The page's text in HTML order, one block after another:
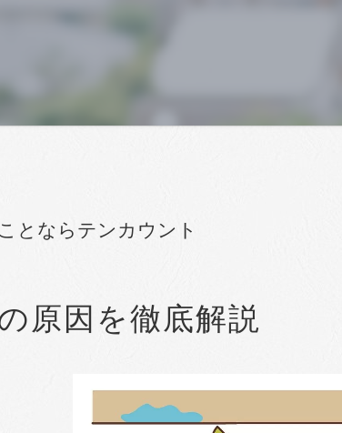
とならテンカウント
原因を徹底解説